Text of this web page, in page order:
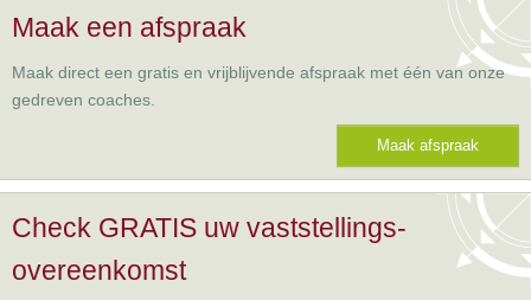
Maak een afspraak
Maak direct een gratis en vrijblijvende afspraak met één van onze
gedreven coaches.
Maak afspraak
Check GRATIS uw vaststellings-
overeenkomst